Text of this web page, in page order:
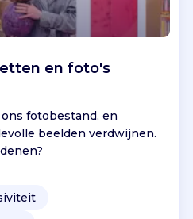
en foto's
fotobestand, en
beelden verdwijnen.